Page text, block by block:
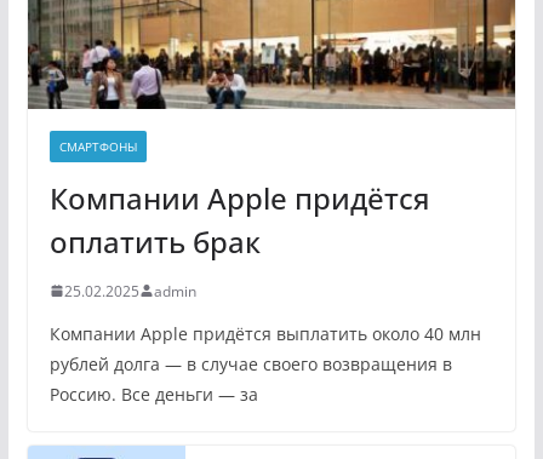
СМАРТФОНЫ
Компании Apple придётся
оплатить брак
25.02.2025 admin
Компании Apple придётся выплатить около 40 млн
рублей долга — в случае своего возвращения в
Россию. Все деньги — за